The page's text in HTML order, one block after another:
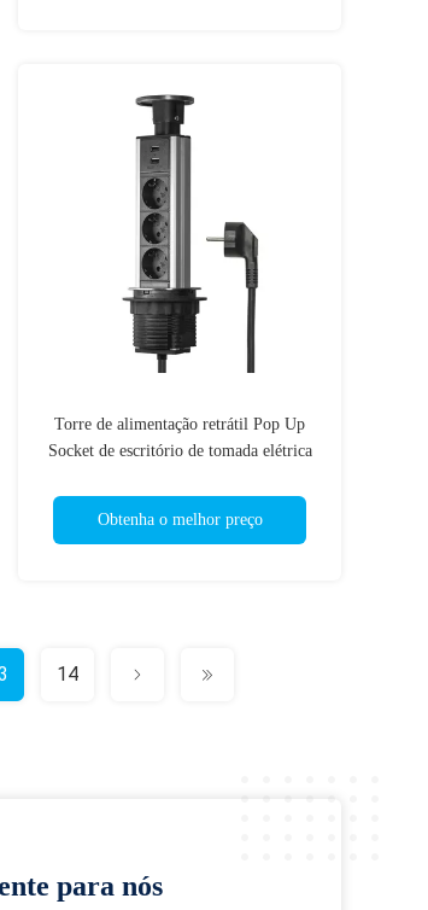
Torre de alimentação retrátil Pop Up
Socket de escritório de tomada elétrica
Obtenha o melhor preço
14
para nós